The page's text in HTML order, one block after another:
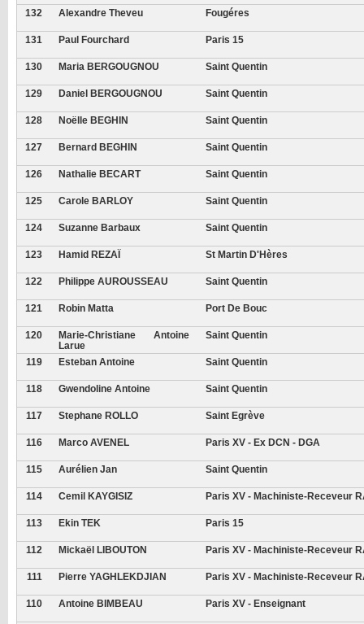
132 Alexandre Theveu Fougéres
131 Paul Fourchard Paris 15
130 Maria BERGOUGNOU Saint Quentin
129 Daniel BERGOUGNOU Saint Quentin
128 Noëlle BEGHIN Saint Quentin
127 Bernard BEGHIN Saint Quentin
126 Nathalie BECART Saint Quentin
125 Carole BARLOY Saint Quentin
124 Suzanne Barbaux Saint Quentin
123 Hamid REZAÏ St Martin D'Hères
122 Philippe AUROUSSEAU Saint Quentin
121 Robin Matta Port De Bouc
120
Marie-Christiane Antoine
Larue
Saint Quentin
119 Esteban Antoine Saint Quentin
118 Gwendoline Antoine Saint Quentin
117 Stephane ROLLO Saint Egrève
116 Marco AVENEL Paris XV - Ex DCN - DGA
115 Aurélien Jan Saint Quentin
114 Cemil KAYGISIZ Paris XV - Machiniste-Receveur
113 Ekin TEK Paris 15
112 Mickaël LIBOUTON Paris XV - Machiniste-Receveur
111 Pierre YAGHLEKDJIAN Paris XV - Machiniste-Receveur
110 Antoine BIMBEAU Paris XV - Enseignant